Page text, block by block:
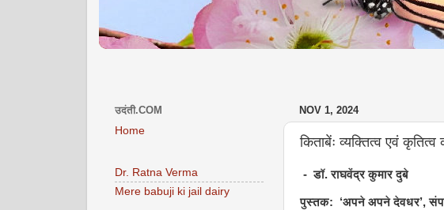
NOV 1, 2024
किताबेंः व्यक्तित्व एवं
- डॉ. राघवेंद्र कुमार दुबे
पुस्तक: ‘अपने अपने देवधर’,
उदंती.COM
Home
Dr. Ratna Verma
Mere babuji ki jail dairy